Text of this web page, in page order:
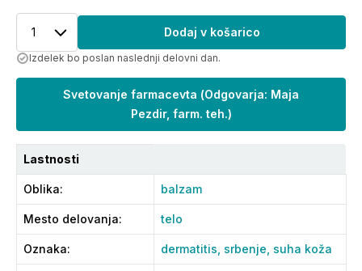
1 Dodaj v košarico
Izdelek bo poslan naslednji delovni dan.
Svetovanje farmacevta (Odgovarja: Maja
Pezdir, farm. teh.)
Lastnosti
Oblika: balzam
Mesto delovanja: telo
Oznaka: dermatitis, srbenje, suha koža